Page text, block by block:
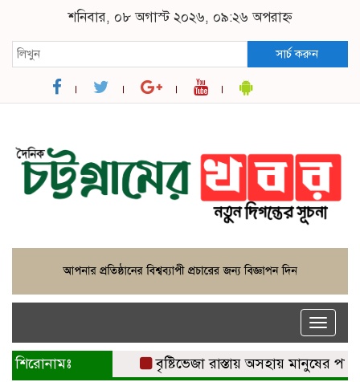
শনিবার, ০৮ অগাস্ট ২০২৬, ০৯:২৬ অপরাহ্ন
সার্চ করুন
Toggle
শিরোনামঃ বৃষ্টিভেজা রাস্তায় অসহায় মানুষের পাশে